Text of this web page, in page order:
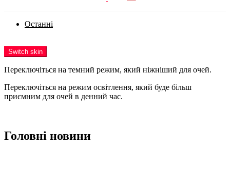
Останні
Switch skin
Переключіться на темний режим, який ніжніший для очей.
Переключіться на режим освітлення, який буде більш
приємним для очей в денний час.
Головні новини